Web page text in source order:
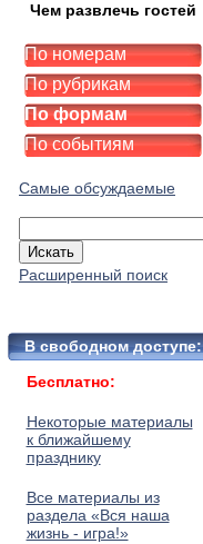
Чем развлечь гостей
По номерам
По рубрикам
По формам
По событиям
Самые обсуждаемые
Расширенный поиск
В свободном доступе:
Бесплатно:
Некоторые материалы
к ближайшему
празднику
Все материалы из
раздела «Вся наша
жизнь - игра!»